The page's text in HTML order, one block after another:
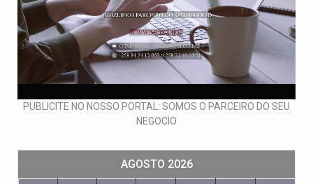
PUBLICITE NO NOSSO PORTAL: SOMOS O PARCEIRO DO SEU
NEGOCIO
AGOSTO 2026